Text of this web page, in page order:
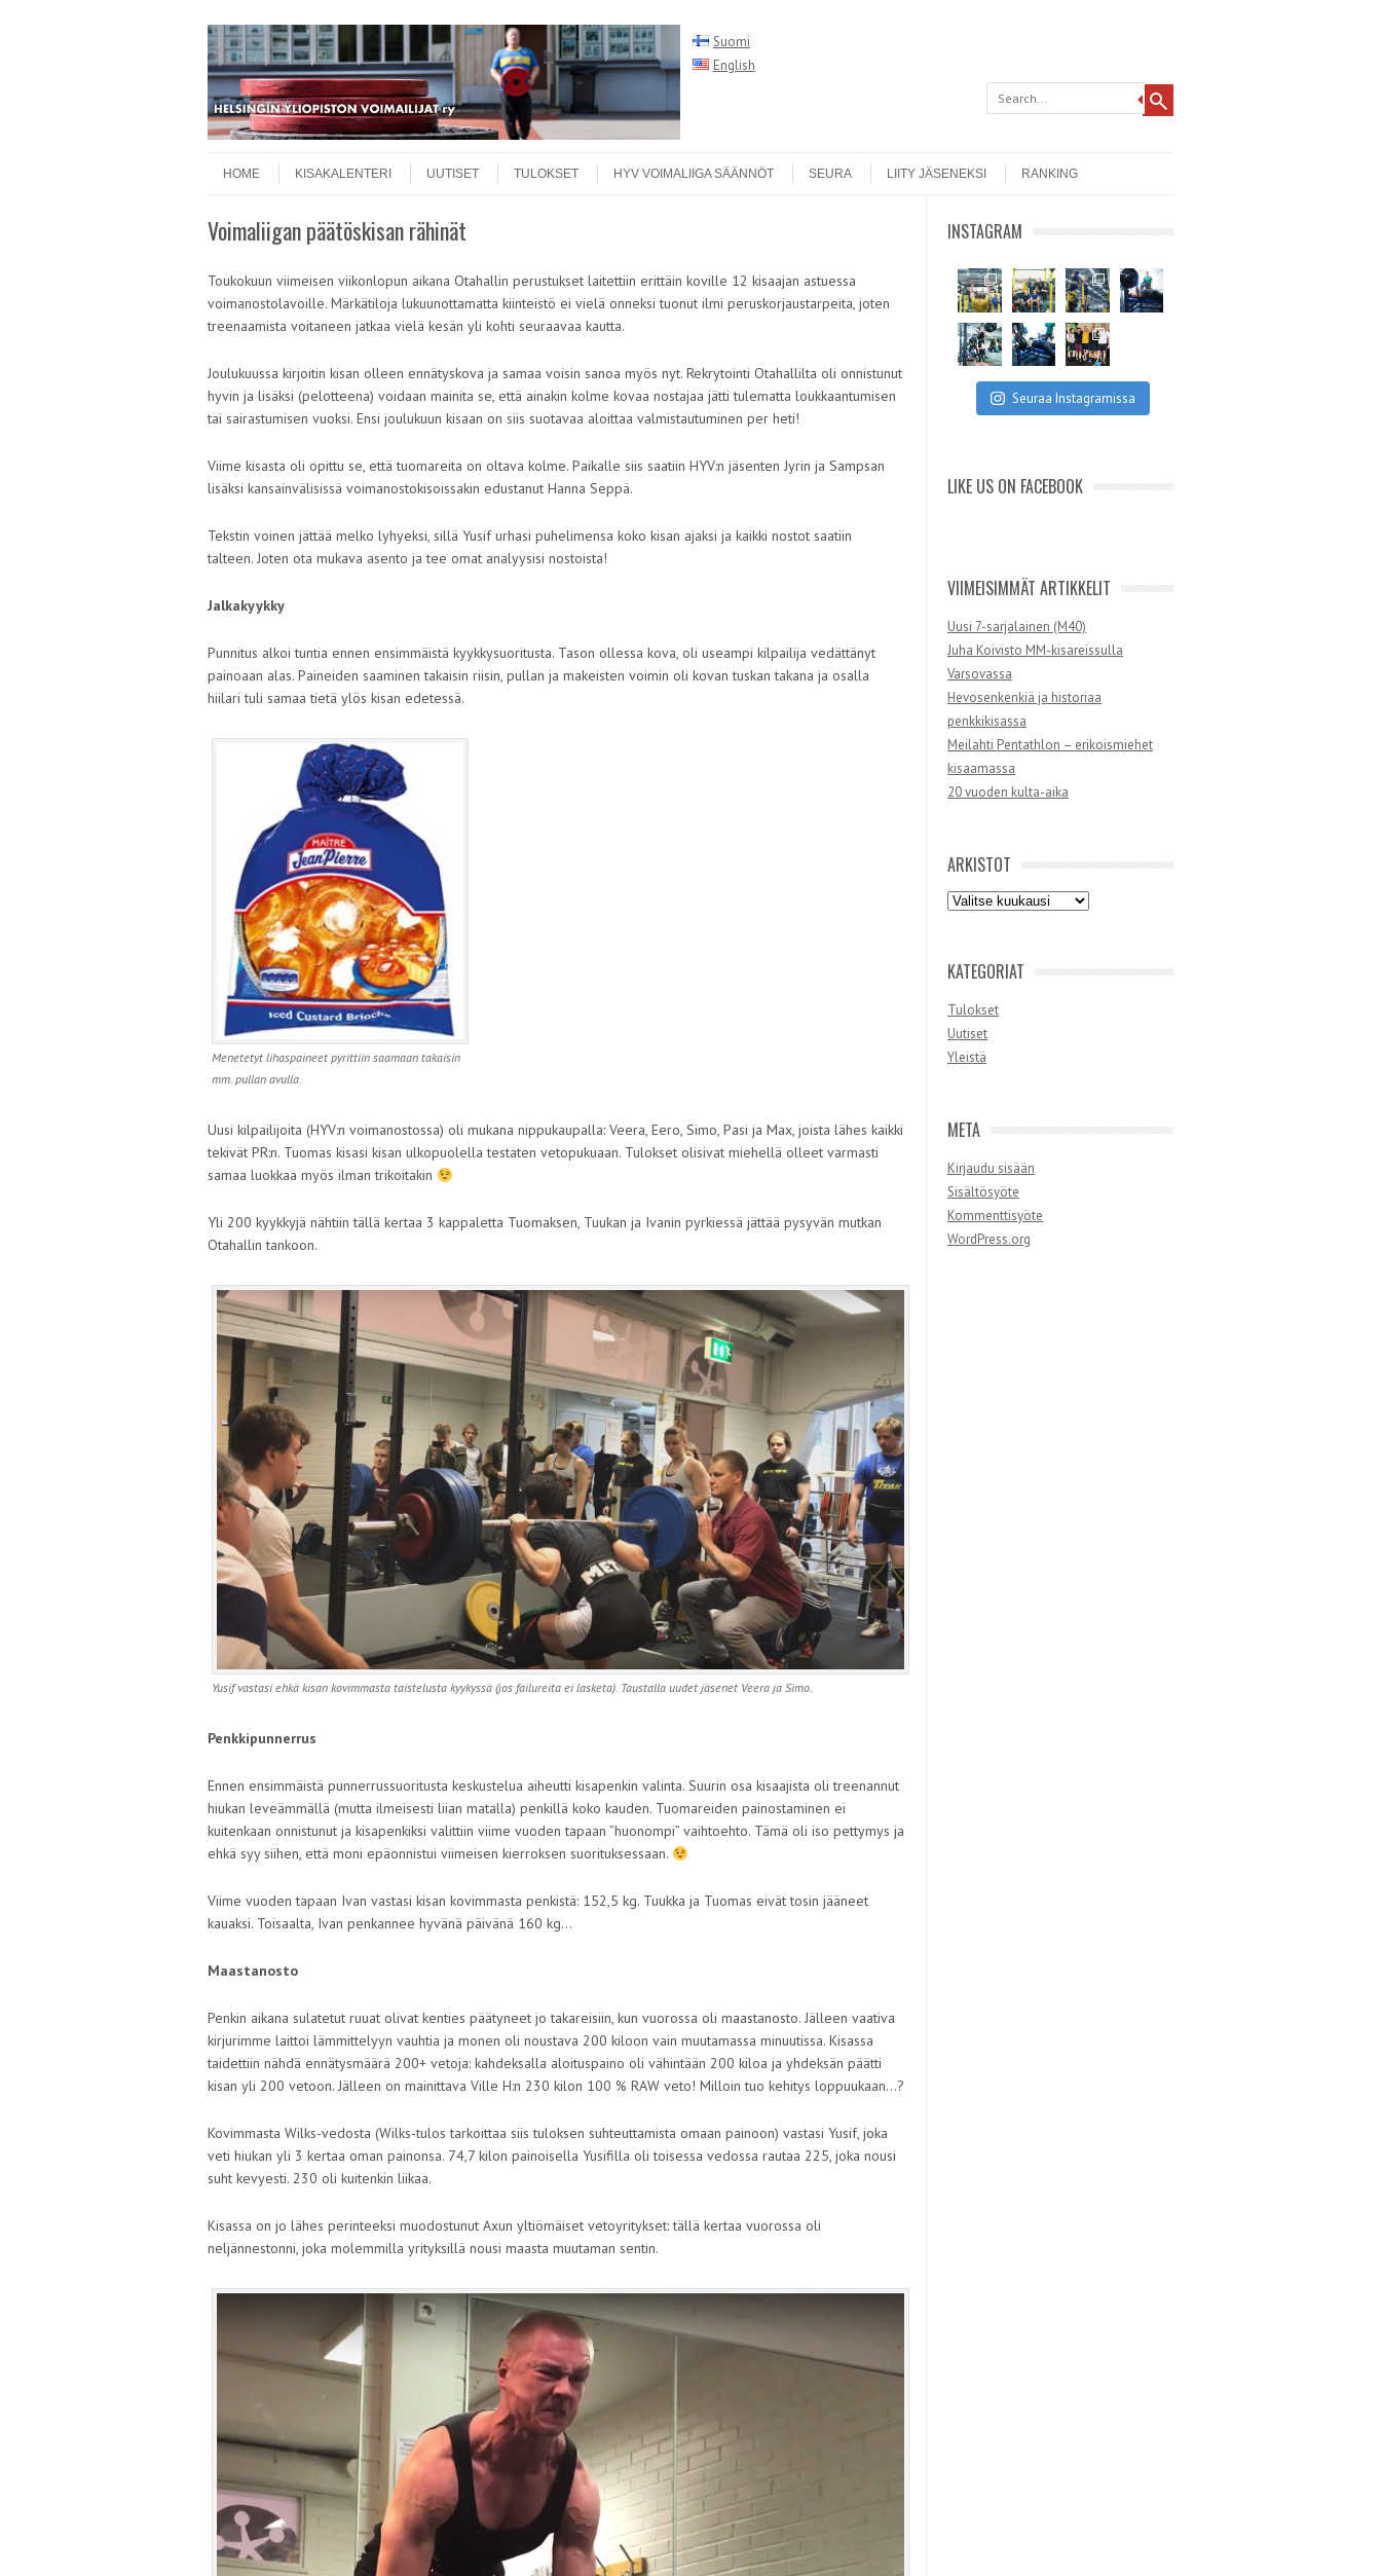
Suomi
English
Menu
HOME
KISAKALENTERI UUTISET TULOKSET HYV VOIMALIIGA SÄÄNNÖT SEURA LIITY JÄSENEKSI RANKING
Voimaliigan päätöskisan rähinät
Toukokuun viimeisen viikonlopun aikana Otahallin perustukset laitettiin erittäin koville 12 kisaajan astuessa
voimanostolavoille. Märkätiloja lukuunottamatta kiinteistö ei vielä onneksi tuonut ilmi peruskorjaustarpeita, joten
treenaamista voitaneen jatkaa vielä kesän yli kohti seuraavaa kautta.
Joulukuussa kirjoitin kisan olleen ennätyskova ja samaa voisin sanoa myös nyt. Rekrytointi Otahallilta oli onnistunut
hyvin ja lisäksi (pelotteena) voidaan mainita se, että ainakin kolme kovaa nostajaa jätti tulematta loukkaantumisen
tai sairastumisen vuoksi. Ensi joulukuun kisaan on siis suotavaa aloittaa valmistautuminen per heti!
Viime kisasta oli opittu se, että tuomareita on oltava kolme. Paikalle siis saatiin HYV:n jäsenten Jyrin ja Sampsan
lisäksi kansainvälisissä voimanostokisoissakin edustanut Hanna Seppä.
Tekstin voinen jättää melko lyhyeksi, sillä Yusif urhasi puhelimensa koko kisan ajaksi ja kaikki nostot saatiin
talteen. Joten ota mukava asento ja tee omat analyysisi nostoista!
Jalkakyykky
Punnitus alkoi tuntia ennen ensimmäistä kyykkysuoritusta. Tason ollessa kova, oli useampi kilpailija vedättänyt
painoaan alas. Paineiden saaminen takaisin riisin, pullan ja makeisten voimin oli kovan tuskan takana ja osalla
hiilari tuli samaa tietä ylös kisan edetessä.
Menetetyt lihaspaineet pyrittiin saamaan takaisin
mm. pullan avulla.
Uusi kilpailijoita (HYV:n voimanostossa) oli mukana nippukaupalla: Veera, Eero, Simo, Pasi ja Max, joista lähes kaikki
tekivät PR:n. Tuomas kisasi kisan ulkopuolella testaten vetopukuaan. Tulokset olisivat miehellä olleet varmasti
samaa luokkaa myös ilman trikoitakin
Yli 200 kyykkyjä nähtiin tällä kertaa 3 kappaletta Tuomaksen, Tuukan ja Ivanin pyrkiessä jättää pysyvän mutkan
Otahallin tankoon.
Yusif vastasi ehkä kisan kovimmasta taistelusta kyykyssä (jos failureita ei lasketa). Taustalla uudet jäsenet Veera ja Simo.
Penkkipunnerrus
Ennen ensimmäistä punnerrussuoritusta keskustelua aiheutti kisapenkin valinta. Suurin osa kisaajista oli treenannut
hiukan leveämmällä (mutta ilmeisesti liian matalla) penkillä koko kauden. Tuomareiden painostaminen ei
kuitenkaan onnistunut ja kisapenkiksi valittiin viime vuoden tapaan ”huonompi” vaihtoehto. Tämä oli iso pettymys ja
ehkä syy siihen, että moni epäonnistui viimeisen kierroksen suorituksessaan.
Viime vuoden tapaan Ivan vastasi kisan kovimmasta penkistä: 152,5 kg. Tuukka ja Tuomas eivät tosin jääneet
kauaksi. Toisaalta, Ivan penkannee hyvänä päivänä 160 kg…
Maastanosto
Penkin aikana sulatetut ruuat olivat kenties päätyneet jo takareisiin, kun vuorossa oli maastanosto. Jälleen vaativa
kirjurimme laittoi lämmittelyyn vauhtia ja monen oli noustava 200 kiloon vain muutamassa minuutissa. Kisassa
taidettiin nähdä ennätysmäärä 200+ vetoja: kahdeksalla aloituspaino oli vähintään 200 kiloa ja yhdeksän päätti
kisan yli 200 vetoon. Jälleen on mainittava Ville H:n 230 kilon 100 % RAW veto! Milloin tuo kehitys loppuukaan…?
Kovimmasta Wilks-vedosta (Wilks-tulos tarkoittaa siis tuloksen suhteuttamista omaan painoon) vastasi Yusif, joka
veti hiukan yli 3 kertaa oman painonsa. 74,7 kilon painoisella Yusifilla oli toisessa vedossa rautaa 225, joka nousi
suht kevyesti. 230 oli kuitenkin liikaa.
Kisassa on jo lähes perinteeksi muodostunut Axun yltiömäiset vetoyritykset: tällä kertaa vuorossa oli
neljännestonni, joka molemmilla yrityksillä nousi maasta muutaman sentin.
INSTAGRAM
Seuraa Instagramissa
LIKE US ON FACEBOOK
VIIMEISIMMÄT ARTIKKELIT
Uusi 7-sarjalainen (M40)
Juha Koivisto MM-kisareissulla
Varsovassa
Hevosenkenkiä ja historiaa
penkkikisassa
Meilahti Pentathlon – erikoismiehet
kisaamassa
20 vuoden kulta-aika
ARKISTOT
Arkistot
KATEGORIAT
Tulokset
Uutiset
Yleistä
META
Kirjaudu sisään
Sisältösyöte
Kommenttisyöte
WordPress.org